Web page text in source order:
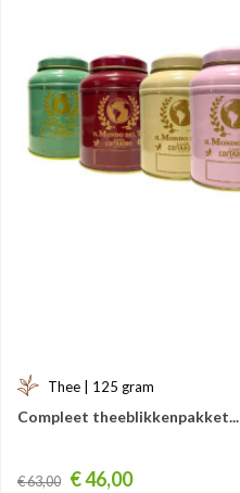
Thee | 125 gram
Compleet theeblikkenpakket...
Prijs
€ 63,00 € 46,00